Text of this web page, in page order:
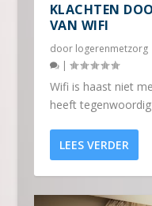
KLACHTEN
VAN WIFI
door logerenmetzorg
|
Wifi is haast niet
heeft
LEES VERDER